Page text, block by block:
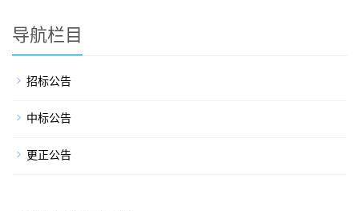
导航栏目
招标公告
中标公告
更正公告